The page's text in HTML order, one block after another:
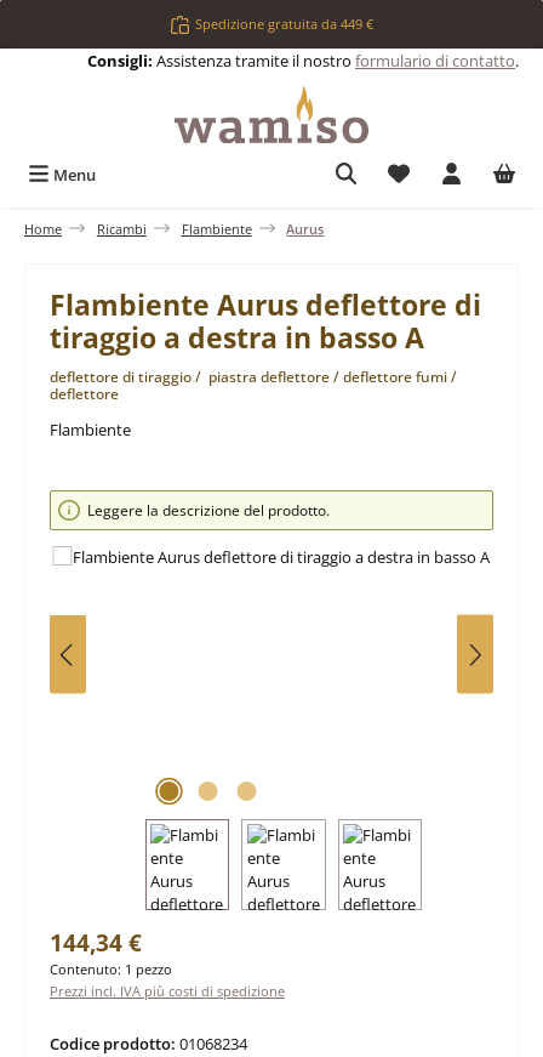
Passa al contenuto principaleSpedizione gratuita da 449 €
Consigli: Assistenza tramite il nostro formulario di contatto.
Menu Hai 0 articoli
Home Ricambi Flambiente Aurus
Flambiente Aurus deflettore di
tiraggio a destra in basso A
deflettore di tiraggio / piastra deflettore / deflettore fumi /
deflettore
Flambiente
Salta la galleria di immagini
Leggere la descrizione del prodotto.
Prezzo normale:
144,34 €
Contenuto: 1 pezzo
Prezzi incl. IVA più costi di spedizione
Codice prodotto: 01068234